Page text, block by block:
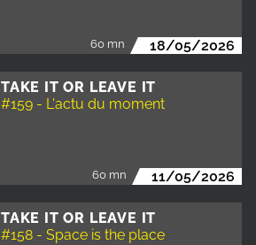
60 mn 18/05/2026
TAKE IT OR LEAVE IT
#159 - L'actu du moment
60 mn 11/05/2026
TAKE IT OR LEAVE IT
#158 - Space is the place